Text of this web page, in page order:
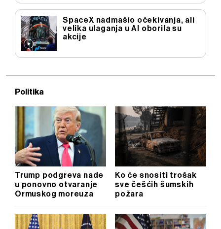
SpaceX nadmašio očekivanja, ali
velika ulaganja u AI oborila su
akcije
Politika
Trump podgreva nade
u ponovno otvaranje
Ormuskog moreuza
Ko će snositi trošak
sve češćih šumskih
požara